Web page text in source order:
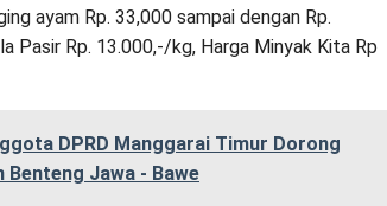
ayam Rp. 33,000 sampai dengan Rp.
Pasir Rp. 13.000,-/kg, Harga Minyak Kita Rp
DPRD Manggarai Timur Dorong
Benteng Jawa - Bawe